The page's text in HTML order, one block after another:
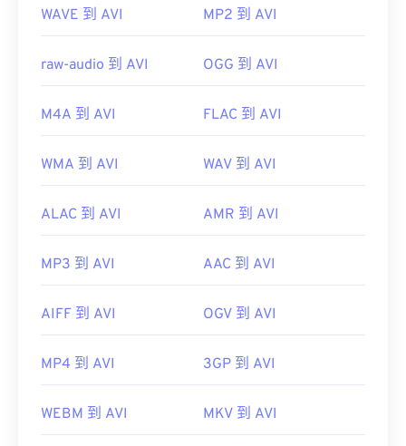
WAVE 到 AVI MP2 到 AVI
raw-audio 到 AVI OGG 到 AVI
M4A 到 AVI FLAC 到 AVI
WMA 到 AVI WAV 到 AVI
ALAC 到 AVI AMR 到 AVI
MP3 到 AVI AAC 到 AVI
AIFF 到 AVI OGV 到 AVI
MP4 到 AVI 3GP 到 AVI
WEBM 到 AVI MKV 到 AVI